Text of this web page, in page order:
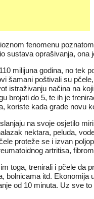
fenomenu
sustava oprašivanja, ona
milijuna godina, no tek
šamani poštivali su
istraživanju načina na
brojati do 5, te ih je
koriste kada grade novu
na svoje osjetilo
nektara, peluda,
proteže se i izvan
artritisa,
toga, trenirali i pčele da
bolnicama itd. Ekonomija
od 10 minuta. Uz sve